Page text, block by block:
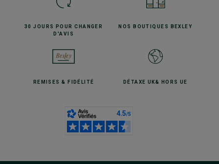
30 JOURS POURCHANGER
D'AVIS
NOS BOUTIQUES BEXLEY
REMISES& FIDÉLITÉ DÉTAXE UK& HORS UE